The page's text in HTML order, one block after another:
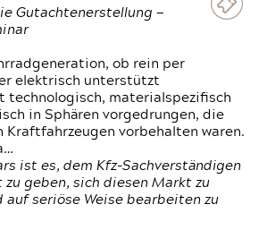
Gutachtenerstellung —
ob rein per
elektrisch unterstützt
technologisch, materialspezifisch
in Sphären vorgedrungen, die
Kraftfahrzeugen vorbehalten waren.
ist es, dem Kfz-Sachverständigen
geben, sich diesen Markt zu
auf seriöse Weise bearbeiten zu